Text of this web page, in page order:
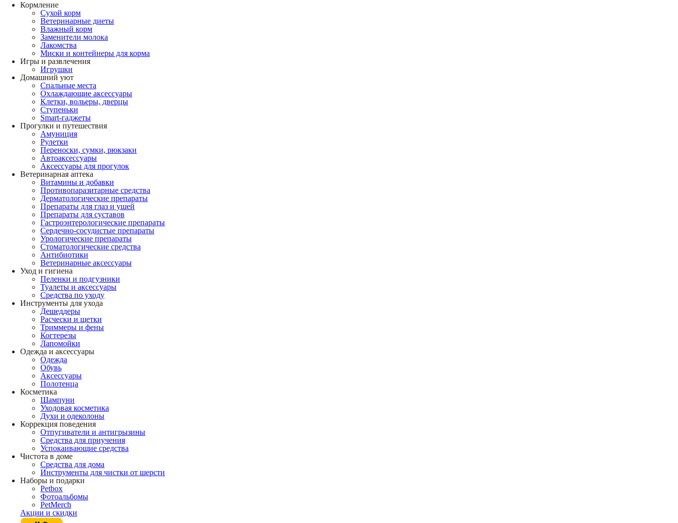
Кормление
Сухой корм
Ветеринарные диеты
Влажный корм
Заменители молока
Лакомства
Миски и контейнеры для корма
Игры и развлечения
Игрушки
Домашний уют
Спальные места
Охлаждающие аксессуары
Клетки, вольеры, дверцы
Ступеньки
Smart-гаджеты
Прогулки и путешествия
Амуниция
Рулетки
Переноски, сумки, рюкзаки
Автоаксессуары
Аксессуары для прогулок
Ветеринарная аптека
Витамины и добавки
Противопаразитарные средства
Дерматологические препараты
Препараты для глаз и ушей
Препараты для суставов
Гастроэнтерологические препараты
Сердечно-сосудистые препараты
Урологические препараты
Стоматологические средства
Антибиотики
Ветеринарные аксессуары
Уход и гигиена
Пеленки и подгузники
Туалеты и аксессуары
Средства по уходу
Инструменты для ухода
Дешеддеры
Расчески и щетки
Триммеры и фены
Когтерезы
Лапомойки
Одежда и аксессуары
Одежда
Обувь
Аксессуары
Полотенца
Косметика
Шампуни
Уходовая косметика
Духи и одеколоны
Коррекция поведения
Отпугиватели и антигрызины
Средства для приучения
Успокаивающие средства
Чистота в доме
Средства для дома
Инструменты для чистки от шерсти
Наборы и подарки
Petbox
Фотоальбомы
PetMerch
Акции и скидки